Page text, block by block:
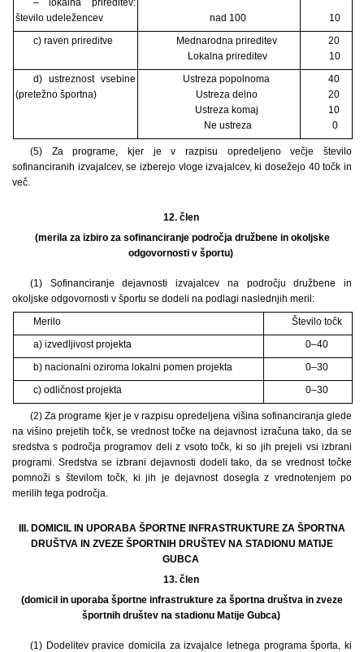
– lokalna prireditev:
število udeležencev
nad 100
10
c) raven prireditve
Mednarodna prireditev
Lokalna prireditev
20
10
d) ustreznost vsebine
(pretežno športna)
Ustreza popolnoma
Ustreza delno
Ustreza komaj
Ne ustreza
40
20
10
0
(5) Za programe, kjer je v razpisu opredeljeno večje število
sofinanciranih izvajalcev, se izberejo vloge izvajalcev, ki dosežejo 40 točk in
več.
12. člen
(merila za izbiro za sofinanciranje področja družbene in okoljske
odgovornosti v športu)
(1) Sofinanciranje dejavnosti izvajalcev na področju družbene in
okoljske odgovornosti v športu se dodeli na podlagi naslednjih meril:
Merilo
Število točk
a) izvedljivost projekta
0–40
b) nacionalni oziroma lokalni pomen projekta
0–30
c) odličnost projekta
0–30
(2) Za programe kjer je v razpisu opredeljena višina sofinanciranja glede
na višino prejetih točk, se vrednost točke na dejavnost izračuna tako, da se
sredstva s področja programov deli z vsoto točk, ki so jih prejeli vsi izbrani
programi. Sredstva se izbrani dejavnosti dodeli tako, da se vrednost točke
pomnoži s številom točk, ki jih je dejavnost dosegla z vrednotenjem po
merilih tega področja.
III. DOMICIL IN UPORABA ŠPORTNE INFRASTRUKTURE ZA ŠPORTNA
DRUŠTVA IN ZVEZE ŠPORTNIH DRUŠTEV NA STADIONU MATIJE
GUBCA
13. člen
(domicil in uporaba športne infrastrukture za športna društva in zveze
športnih društev na stadionu Matije Gubca)
(1) Dodelitev pravice domicila za izvajalce letnega programa športa, ki